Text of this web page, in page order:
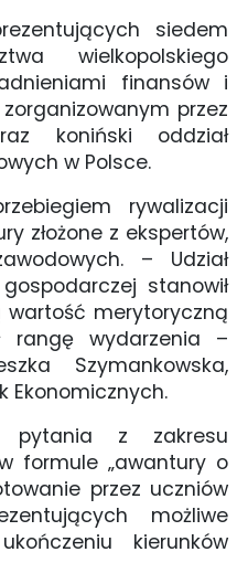
siedem
wielkopolskiego
finansów i
przez
koniński oddział
w Polsce.
rywalizacji
złożone z ekspertów,
– Udział
stanowił
merytoryczną
rangę wydarzenia –
Szymankowska,
Ekonomicznych.
pytania z zakresu
formule „awantury o
przez uczniów
możliwe
kierunków